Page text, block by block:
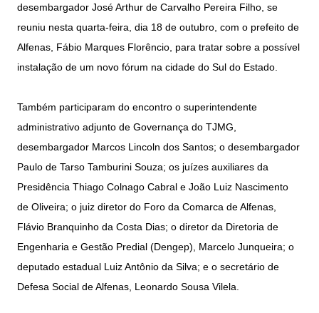
desembargador José Arthur de Carvalho Pereira Filho, se
reuniu nesta quarta-feira, dia 18 de outubro, com o prefeito de
Alfenas, Fábio Marques Florêncio, para tratar sobre a possível
instalação de um novo fórum na cidade do Sul do Estado.
Também participaram do encontro o superintendente
administrativo adjunto de Governança do TJMG,
desembargador Marcos Lincoln dos Santos; o desembargador
Paulo de Tarso Tamburini Souza; os juízes auxiliares da
Presidência Thiago Colnago Cabral e João Luiz Nascimento
de Oliveira; o juiz diretor do Foro da Comarca de Alfenas,
Flávio Branquinho da Costa Dias; o diretor da Diretoria de
Engenharia e Gestão Predial (Dengep), Marcelo Junqueira; o
deputado estadual Luiz Antônio da Silva; e o secretário de
Defesa Social de Alfenas, Leonardo Sousa Vilela.